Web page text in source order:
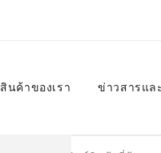
สินค้าของเรา ข่าวสารแล